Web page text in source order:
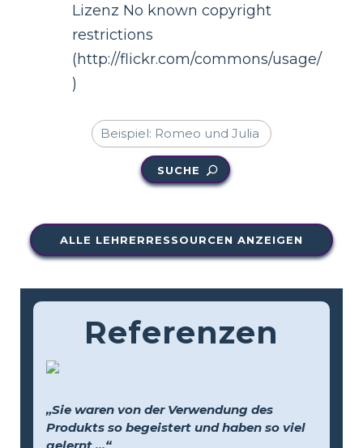
Lizenz No known copyright
restrictions
(http://flickr.com/commons/usage/
)
SUCHE
ALLE LEHRERRESSOURCEN ANZEIGEN
Referenzen
„Sie waren von der Verwendung des
Produkts so begeistert und haben so viel